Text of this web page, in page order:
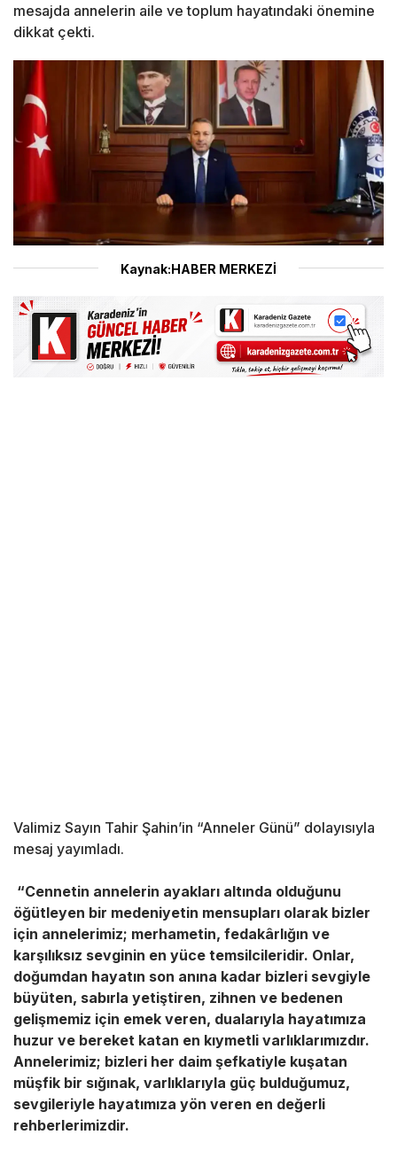
mesajda annelerin aile ve toplum hayatındaki önemine
dikkat çekti.
Kaynak:HABER MERKEZİ
Valimiz Sayın Tahir Şahin’in “Anneler Günü” dolayısıyla
mesaj yayımladı.
“Cennetin annelerin ayakları altında olduğunu
öğütleyen bir medeniyetin mensupları olarak bizler
için annelerimiz; merhametin, fedakârlığın ve
karşılıksız sevginin en yüce temsilcileridir. Onlar,
doğumdan hayatın son anına kadar bizleri sevgiyle
büyüten, sabırla yetiştiren, zihnen ve bedenen
gelişmemiz için emek veren, dualarıyla hayatımıza
huzur ve bereket katan en kıymetli varlıklarımızdır.
Annelerimiz; bizleri her daim şefkatiyle kuşatan
müşfik bir sığınak, varlıklarıyla güç bulduğumuz,
sevgileriyle hayatımıza yön veren en değerli
rehberlerimizdir.